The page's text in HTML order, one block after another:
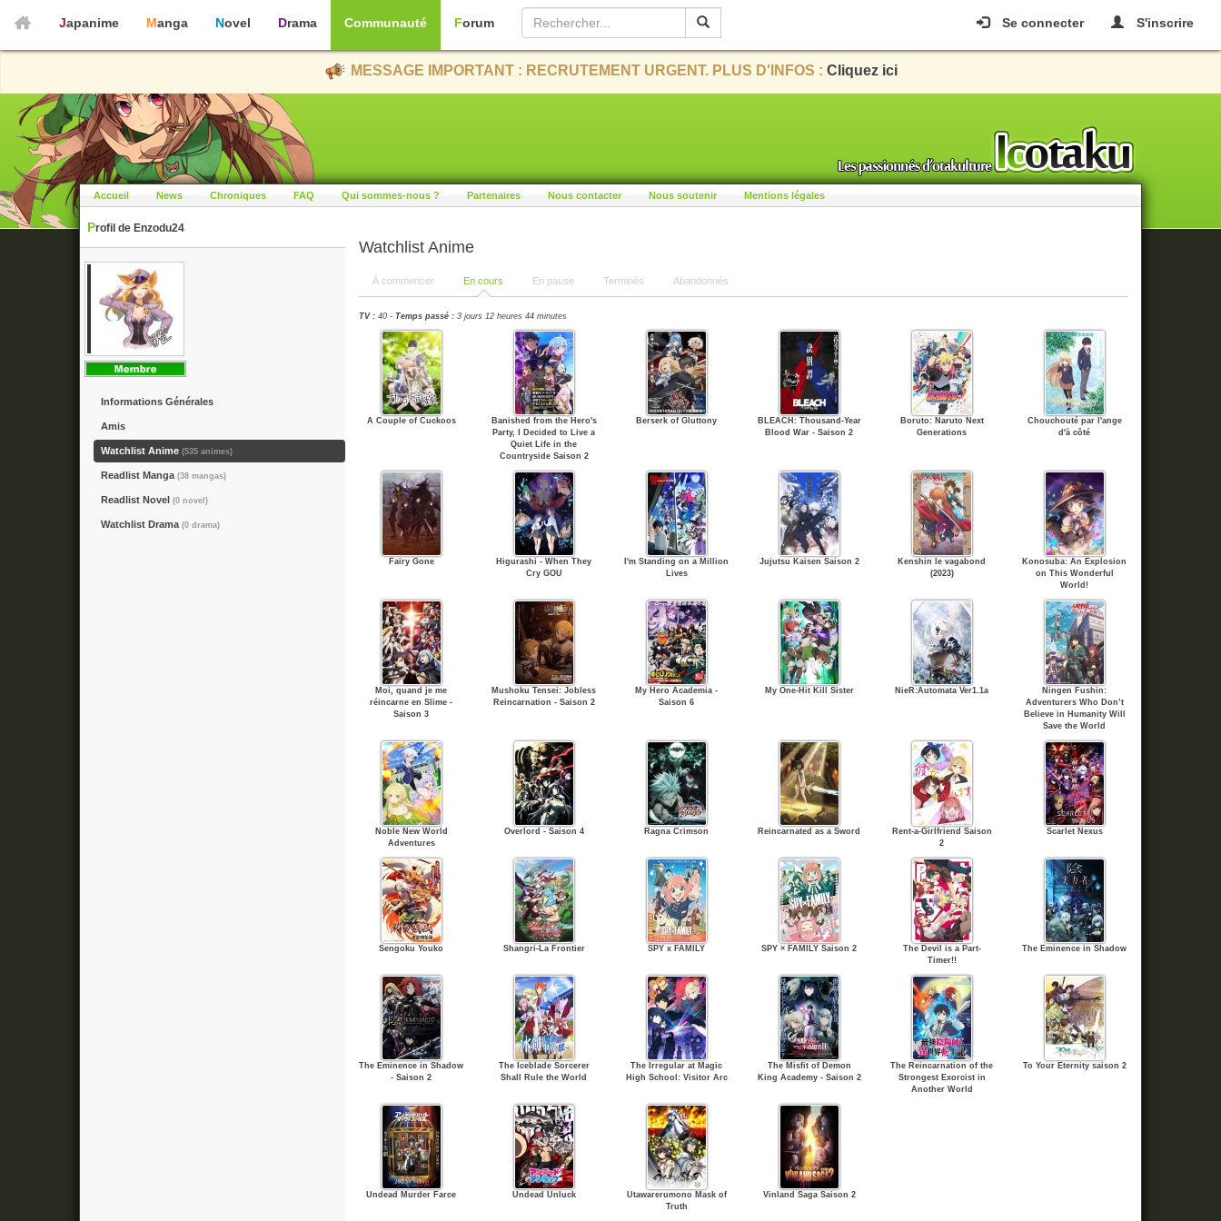
Se connecter S'inscrire
Japanime Manga Novel Drama Communauté Forum
MESSAGE IMPORTANT : RECRUTEMENT URGENT. PLUS D'INFOS : Cliquez ici
Accueil News Chroniques FAQ Qui sommes-nous ? Partenaires Nous contacter Nous soutenir Mentions légales
Profil de Enzodu24
Informations Générales
Amis
Watchlist Anime (535 animes)
Readlist Manga (38 mangas)
Readlist Novel (0 novel)
Watchlist Drama (0 drama)
Watchlist Anime
À commencer En cours En pause Terminés Abandonnés
TV : 40 - Temps passé : 3 jours 12 heures 44 minutes
A Couple of Cuckoos
Banished from the Hero's
Party, I Decided to Live a
Quiet Life in the
Countryside Saison 2
Berserk of Gluttony
BLEACH: Thousand-Year
Blood War - Saison 2
Boruto: Naruto Next
Generations
Chouchouté par l'ange
d'à côté
Fairy Gone
Higurashi - When They
Cry GOU
I'm Standing on a Million
Lives
Jujutsu Kaisen Saison 2
Kenshin le vagabond
(2023)
Konosuba: An Explosion
on This Wonderful
World!
Moi, quand je me
réincarne en Slime -
Saison 3
Mushoku Tensei: Jobless
Reincarnation - Saison 2
My Hero Academia -
Saison 6
My One-Hit Kill Sister NieR:Automata Ver1.1a
Ningen Fushin:
Adventurers Who Don’t
Believe in Humanity Will
Save the World
Noble New World
Adventures
Overlord - Saison 4 Ragna Crimson Reincarnated as a Sword
Rent-a-Girlfriend Saison
2
Scarlet Nexus
Sengoku Youko Shangri-La Frontier SPY x FAMILY SPY × FAMILY Saison 2
The Devil is a Part-
Timer!!
The Eminence in Shadow
The Eminence in Shadow
- Saison 2
The Iceblade Sorcerer
Shall Rule the World
The Irregular at Magic
High School: Visitor Arc
The Misfit of Demon
King Academy - Saison 2
The Reincarnation of the
Strongest Exorcist in
Another World
To Your Eternity saison 2
Undead Murder Farce Undead Unluck
Utawarerumono Mask of
Truth
Vinland Saga Saison 2